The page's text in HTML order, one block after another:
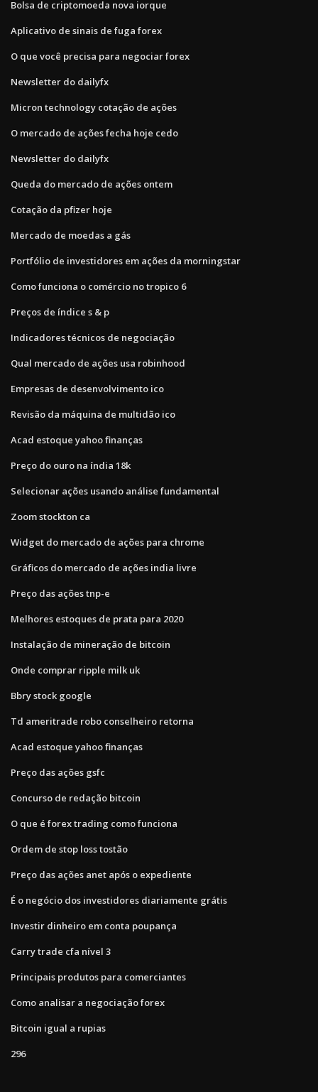
Bolsa de criptomoeda nova iorque
Aplicativo de sinais de fuga forex
O que você precisa para negociar forex
Newsletter do dailyfx
Micron technology cotação de ações
O mercado de ações fecha hoje cedo
Newsletter do dailyfx
Queda do mercado de ações ontem
Cotação da pfizer hoje
Mercado de moedas a gás
Portfólio de investidores em ações da morningstar
Como funciona o comércio no tropico 6
Preços de índice s & p
Indicadores técnicos de negociação
Qual mercado de ações usa robinhood
Empresas de desenvolvimento ico
Revisão da máquina de multidão ico
Acad estoque yahoo finanças
Preço do ouro na índia 18k
Selecionar ações usando análise fundamental
Zoom stockton ca
Widget do mercado de ações para chrome
Gráficos do mercado de ações india livre
Preço das ações tnp-e
Melhores estoques de prata para 2020
Instalação de mineração de bitcoin
Onde comprar ripple milk uk
Bbry stock google
Td ameritrade robo conselheiro retorna
Acad estoque yahoo finanças
Preço das ações gsfc
Concurso de redação bitcoin
O que é forex trading como funciona
Ordem de stop loss tostão
Preço das ações anet após o expediente
É o negócio dos investidores diariamente grátis
Investir dinheiro em conta poupança
Carry trade cfa nível 3
Principais produtos para comerciantes
Como analisar a negociação forex
Bitcoin igual a rupias
296